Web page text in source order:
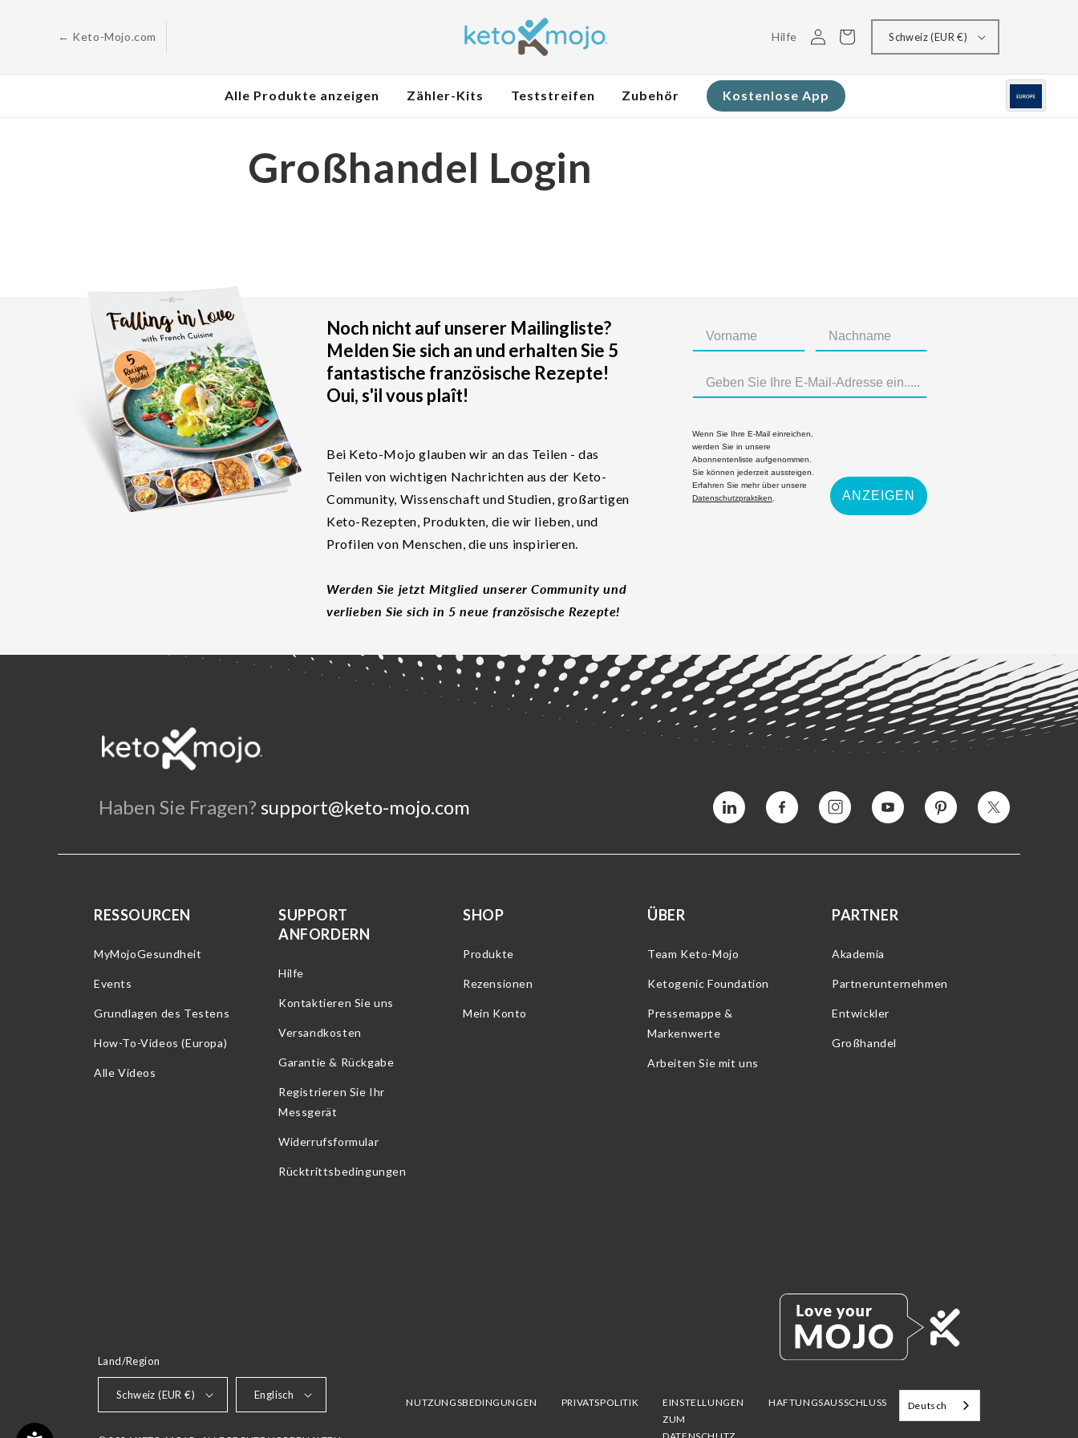
springen← Keto-Mojo.com HilfeEinloggenWarenkorb Schweiz (EUR €)
Alle Produkte anzeigen Zähler-Kits Teststreifen Zubehör Kostenlose App
Großhandel Login
Noch nicht auf unserer Mailingliste?
Melden Sie sich an und erhalten Sie 5
fantastische französische Rezepte!
Oui, s'il vous plaît!
Bei Keto-Mojo glauben wir an das Teilen - das
Teilen von wichtigen Nachrichten aus der Keto-
Community, Wissenschaft und Studien, großartigen
Keto-Rezepten, Produkten, die wir lieben, und
Profilen von Menschen, die uns inspirieren.
Werden Sie jetzt Mitglied unserer Community und
verlieben Sie sich in 5 neue französische Rezepte!
Wenn Sie Ihre E-Mail einreichen,
werden Sie in unsere
Abonnentenliste aufgenommen.
Sie können jederzeit aussteigen.
Erfahren Sie mehr über unsere
Datenschutzpraktiken
ANZEIGEN
Haben Sie Fragen? support@keto-mojo.com Vimeo Facebook InstagramYouTube InteresseTwitter
RESSOURCEN
MyMojoGesundheit
Events
Grundlagen des Testens
How-To-Videos (Europa)
Alle Videos
SUPPORT
ANFORDERN
Hilfe
Kontaktieren Sie uns
Versandkosten
Garantie & Rückgabe
Registrieren Sie Ihr
Messgerät
Widerrufsformular
Rücktrittsbedingungen
SHOP
Produkte
Rezensionen
Mein Konto
ÜBER
Team Keto-Mojo
Ketogenic Foundation
Pressemappe &
Markenwerte
Arbeiten Sie mit uns
PARTNER
Akademia
Partnerunternehmen
Entwickler
Großhandel
Land/Region
Schweiz (EUR €) Englisch
NUTZUNGSBEDINGUNGEN PRIVATSPOLITIK
EINSTELLUNGEN
ZUM
HAFTUNGSAUSSCHLUSS Deutsch